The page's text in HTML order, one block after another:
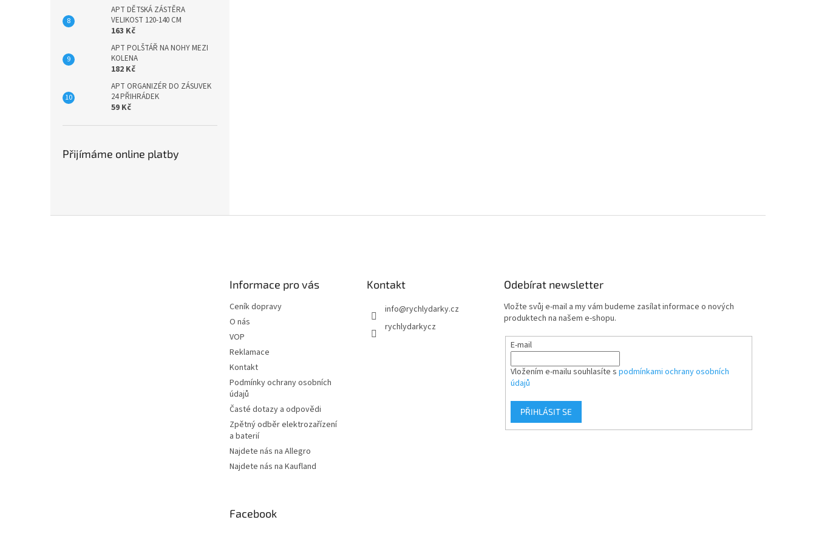
APT DĚTSKÁ ZÁSTĚRA
VELIKOST 120-140 CM
163 Kč
APT POLŠTÁŘ NA NOHY MEZI
KOLENA
182 Kč
APT ORGANIZÉR DO ZÁSUVEK
24 PŘIHRÁDEK
59 Kč
Přijímáme online platby
Informace pro vás
Ceník dopravy
O nás
VOP
Reklamace
Kontakt
Podmínky ochrany osobních
údajů
Časté dotazy a odpovědi
Zpětný odběr elektrozařízení
a baterií
Najdete nás na Allegro
Najdete nás na Kaufland
Kontakt
info@rychlydarky.cz
rychlydarkycz
Odebírat newsletter
Vložte svůj e-mail a my vám budeme zasílat informace o nových
produktech na našem e-shopu.
E-mail
Vložením e-mailu souhlasíte spodmínkami ochrany osobních
údajů
PŘIHLÁSIT SE
Facebook